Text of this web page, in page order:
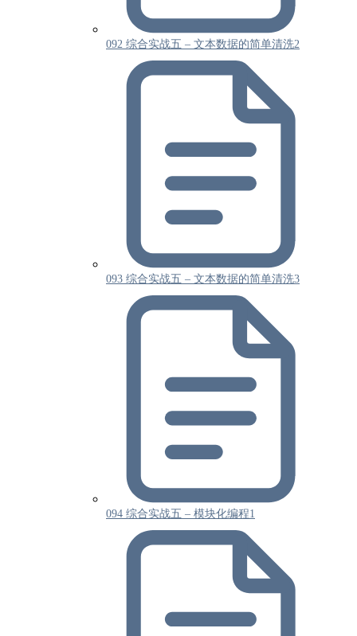
092 综合实战五 – 文本数据的简单清洗2
093 综合实战五 – 文本数据的简单清洗3
094 综合实战五 – 模块化编程1